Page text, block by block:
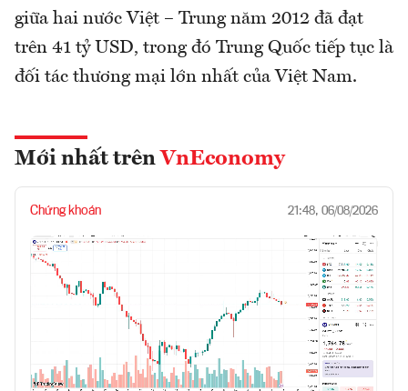
giữa hai nước Việt – Trung năm 2012 đã đạt
trên 41 tỷ USD, trong đó Trung Quốc tiếp tục là
đối tác thương mại lớn nhất của Việt Nam.
Mới nhất trên VnEconomy
Chứng khoán 21:48, 06/08/2026